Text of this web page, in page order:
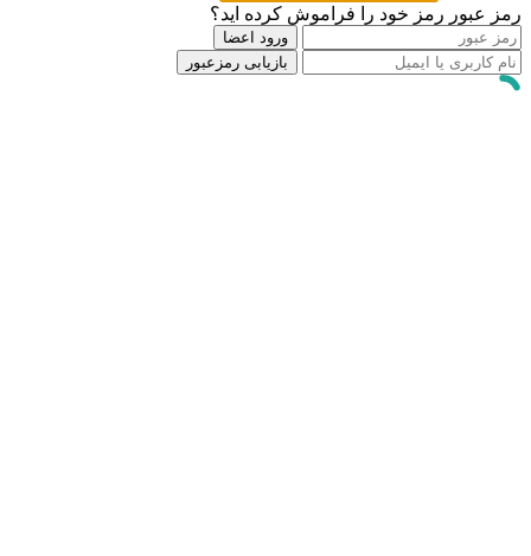
رمز عبور رمز خود را فراموش کرده اید؟
ورود اعضا
بازیابی رمزعبور